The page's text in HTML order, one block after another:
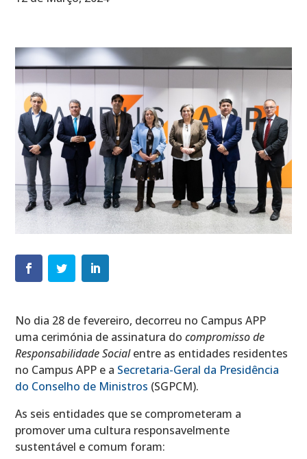
No dia 28 de fevereiro, decorreu no Campus APP
uma cerimónia de assinatura docompromisso de
Responsabilidade Socialentre as entidades residentes
no Campus APP e a Secretaria-Geral da Presidência
do Conselho de Ministros (SGPCM).
As seis entidades que se comprometeram a
promover uma cultura responsavelmente
sustentável e comum foram: